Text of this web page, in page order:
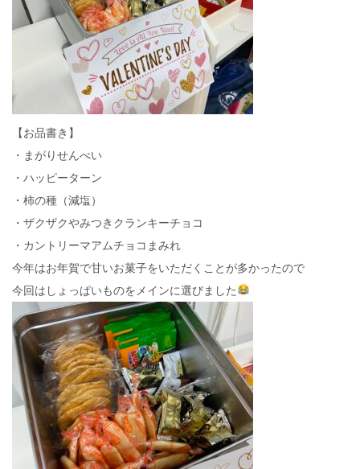
【お品書き】
・まがりせんべい
・ハッピーターン
・柿の種（減塩）
・ザクザクやみつきクランキーチョコ
・カントリーマアムチョコまみれ
今年はお年賀で甘いお菓子をいただくことが多かったので
今回はしょっぱいものをメインに選びました